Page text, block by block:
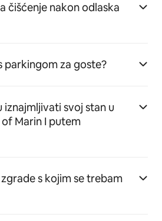
čišćenje nakon odlaska
parkingom za goste?
svoj stan u
Marin I putem
s kojim se trebam